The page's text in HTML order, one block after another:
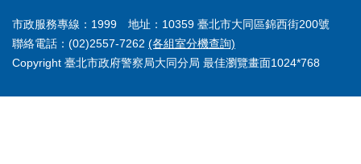
市政服務專線：1999 地址：10359 臺北市大同區錦西街200號
聯絡電話：(02)2557-7262 (各組室分機查詢)
Copyright 臺北市政府警察局大同分局 最佳瀏覽畫面1024*768